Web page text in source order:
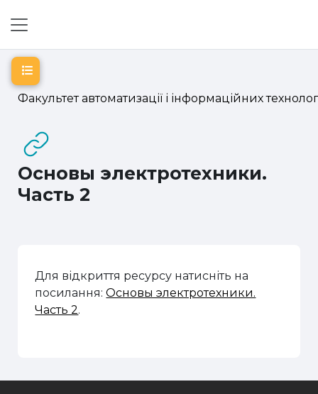
Факультет автоматизації і інформаційних
Основы электротехники.
Часть 2
Відкритий покажчик курсу
Для відкриття ресурсу натисніть на
посилання:Основы электротехники.
Часть 2.